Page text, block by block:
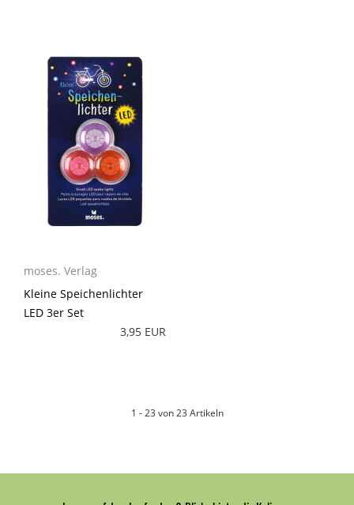
moses. Verlag
Kleine Speichenlichter
LED 3er Set
3,95 EUR
1 - 23 von 23 Artikeln